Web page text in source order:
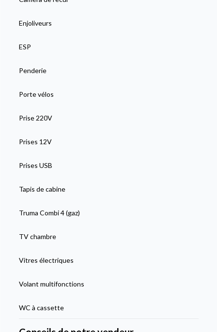
Enjoliveurs
ESP
Penderie
Porte vélos
Prise 220V
Prises 12V
Prises USB
Tapis de cabine
Truma Combi 4 (gaz)
TV chambre
Vitres électriques
Volant multifonctions
WC à cassette